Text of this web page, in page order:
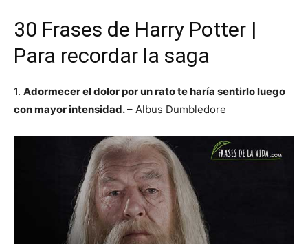
30 Frases de Harry Potter |
Para recordar la saga
1. Adormecer el dolor por un rato te haría sentirlo luego
con mayor intensidad.– Albus Dumbledore